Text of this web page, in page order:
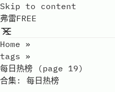
Skip to content
弗雷FREE
Home »
tags »
每日热榜 (page 19)
合集: 每日热榜